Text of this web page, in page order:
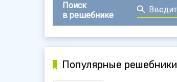
Поиск
в решебнике
Популярные решебники